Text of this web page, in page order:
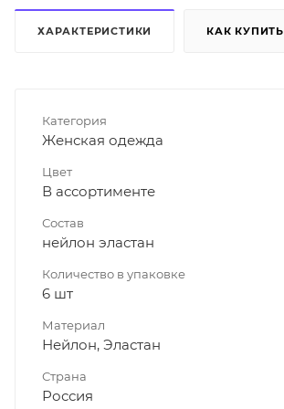
ХАРАКТЕРИСТИКИ КАК КУПИТЬ
Категория
Женская одежда
Цвет
В ассортименте
Состав
нейлон эластан
Количество в упаковке
6 шт
Материал
Нейлон, Эластан
Страна
Россия